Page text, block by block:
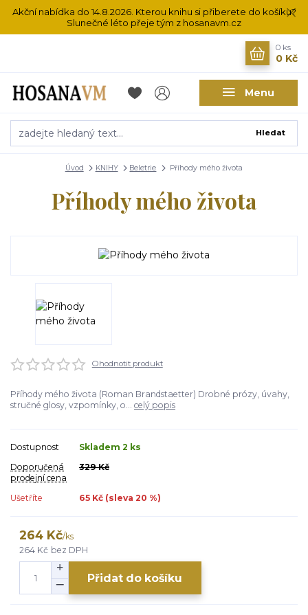
Akční nabídka do 14.8.2026. Kterou knihu si přiberete do košíku?
Slunečné léto přeje tým z hosanavm.cz
Menu
Hledat
0 ks
0 Kč
Úvod KNIHY Beletrie Příhody mého života
Příhody mého života
Ohodnotit produkt
Příhody mého života (Roman Brandstaetter) Drobné prózy, úvahy,
stručné glosy, vzpomínky, o... celý popis
Dostupnost
Skladem 2 ks
Doporučená
prodejní cena
329 Kč
Ušetříte 65 Kč (sleva 20 %)
264 Kč/ks
264 Kč bez DPH
Přidat do košíku